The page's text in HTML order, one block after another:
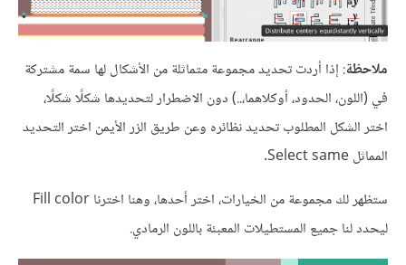
ملاحظة: إذا أردت تحديد مجموعة متماثلة من الأشكال لها سمة مشتركة
في (اللون، الحدود، أوكلاهما،..) دون الاضطرار لتحديدها شكلًا شكلًا،
اختر الشكل المطلوب تحديد نظائره وعن طريق الزر الأيمن اختر التحديد
المماثل Select same.
ستظهر لك مجموعة من الخيارات، اختر أحدها، وهنا اخترنا Fill color
ليحدد لنا جميع المستطيلات المعبئة باللون الرمادي.